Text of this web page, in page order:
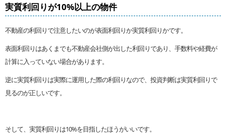
実質利回りが10%以上の物件
不動産の利回りで注意したいのが表面利回りか実質利回りかです。
表面利回りはあくまでも不動産会社側が出した利回りであり、手数料や経費が
計算に入っていない場合があります。
逆に実質利回りは実際に運用した際の利回りなので、投資判断は実質利回りで
見るのが正しいです。
そして、実質利回りは10%を目指したほうがいいです。